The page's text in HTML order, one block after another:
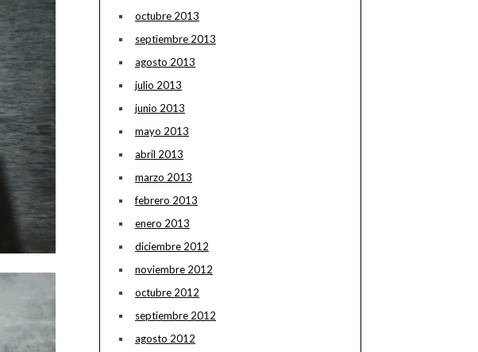
octubre 2013
septiembre 2013
agosto 2013
julio 2013
junio 2013
mayo 2013
abril 2013
marzo 2013
febrero 2013
enero 2013
diciembre 2012
noviembre 2012
octubre 2012
septiembre 2012
agosto 2012